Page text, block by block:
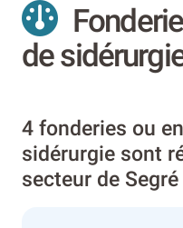
de
4 fonderies ou
sidérurgie sont
secteur de Segré